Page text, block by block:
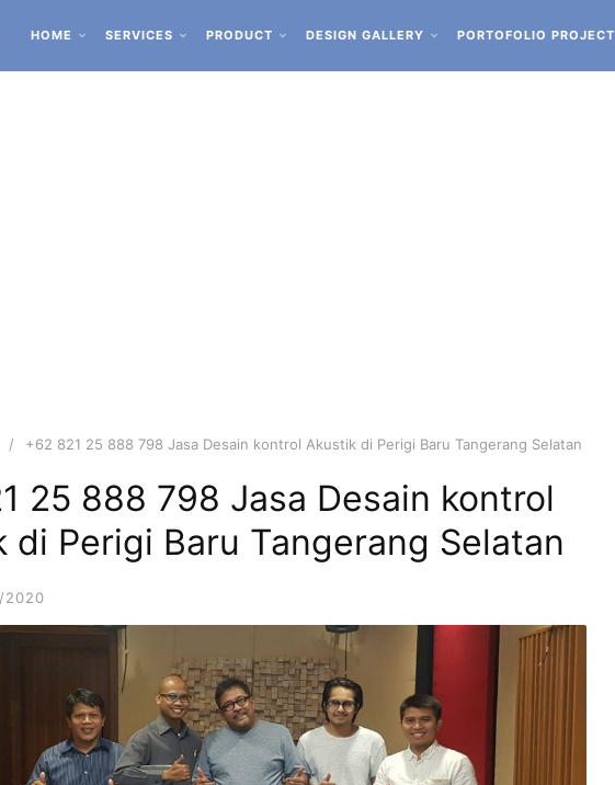
HOME SERVICES PRODUCT DESIGN GALLERY PORTOFOLIO PROJECT
+62 821 25 888 798 Jasa Desain kontrol Akustik di Perigi Baru Tangerang Selatan
25 888 798 Jasa Desain kontrol
di Perigi Baru Tangerang Selatan
2020